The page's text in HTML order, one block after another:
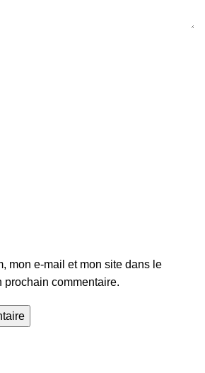
mon e-mail et mon site dans le
prochain commentaire.